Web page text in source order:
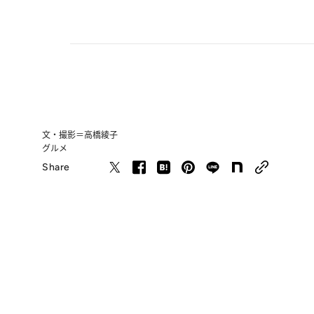
文・撮影＝高橋綾子
グルメ
Share